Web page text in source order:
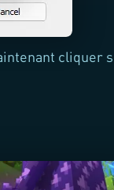
cliquer